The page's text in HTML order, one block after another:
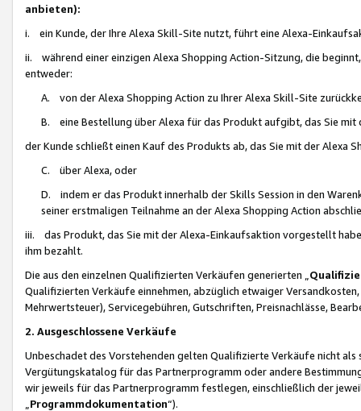
anbieten):
i. ein Kunde, der Ihre Alexa Skill-Site nutzt, führt eine Alexa-
ii. während einer einzigen Alexa Shopping Action-Sitzung, die
entweder:
A. von der Alexa Shopping Action zu Ihrer Alexa Skill-Site
B. eine Bestellung über Alexa für das Produkt aufgibt, das Sie mit
der Kunde schließt einen Kauf des Produkts ab, das Sie mit der Alexa
C. über Alexa, oder
D. indem er das Produkt innerhalb der Skills Session in den
seiner erstmaligen Teilnahme an der Alexa Shopping Action
iii. das Produkt, das Sie mit der Alexa-Einkaufsaktion vorgestellt
ihm bezahlt.
Die aus den einzelnen Qualifizierten Verkäufen generierten „
Qualifizierten Verkäufe einnehmen, abzüglich etwaiger
Mehrwertsteuer), Servicegebühren, Gutschriften, Preisnachlässe,
2. Ausgeschlossene Verkäufe
Unbeschadet des Vorstehenden gelten Qualifizierte Verkäufe nicht
Vergütungskatalog für das Partnerprogramm oder andere
wir jeweils für das Partnerprogramm festlegen, einschließlich der
Programmdokumentation“).